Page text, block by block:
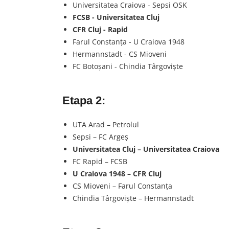
Universitatea Craiova - Sepsi OSK
FCSB - Universitatea Cluj
CFR Cluj - Rapid
Farul Constanța - U Craiova 1948
Hermannstadt - CS Mioveni
FC Botoșani - Chindia Târgoviște
Etapa 2:
UTA Arad – Petrolul
Sepsi – FC Argeş
Universitatea Cluj – Universitatea Craiova
FC Rapid – FCSB
U Craiova 1948 – CFR Cluj
CS Mioveni – Farul Constanţa
Chindia Târgovişte – Hermannstadt